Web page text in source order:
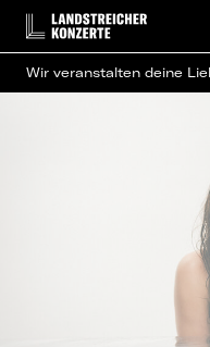
Wir veranstalten deine